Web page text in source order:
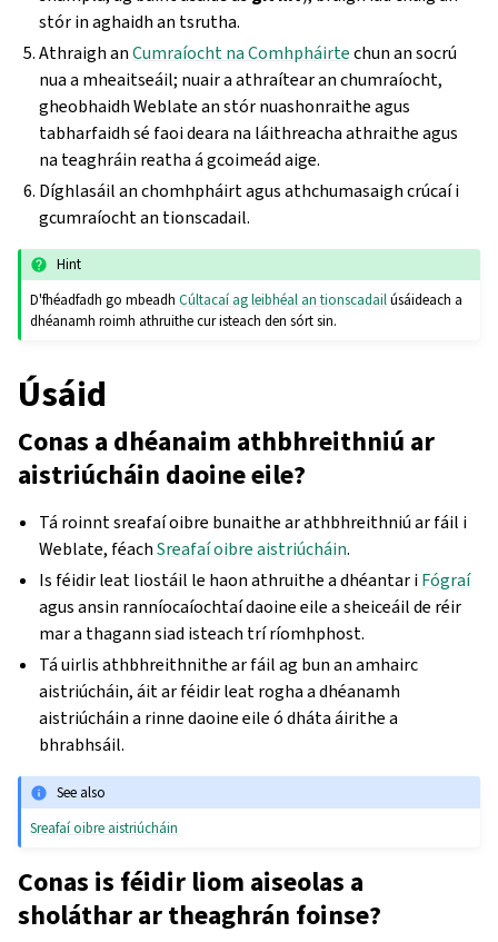
stór in aghaidh an tsrutha.
Athraigh anCumraíocht na Comhpháirtechun an socrú
nua a mheaitseáil; nuair a athraítear an chumraíocht,
gheobhaidh Weblate an stór nuashonraithe agus
tabharfaidh sé faoi deara na láithreacha athraithe agus
na teaghráin reatha á gcoimeád aige.
Díghlasáil an chomhpháirt agus athchumasaigh crúcaí i
gcumraíocht an tionscadail.
Hint
D'fhéadfadh go mbeadhCúltacaí ag leibhéal an tionscadailúsáideach a
dhéanamh roimh athruithe cur isteach den sórt sin.
Úsáid
Conas a dhéanaim athbhreithniú ar
aistriúcháin daoine eile?
Tá roinnt sreafaí oibre bunaithe ar athbhreithniú ar fáil i
Weblate, féachSreafaí oibre aistriúcháin.
Is féidir leat liostáil le haon athruithe a dhéantar iFógraí
agus ansin ranníocaíochtaí daoine eile a sheiceáil de réir
mar a thagann siad isteach trí ríomhphost.
Tá uirlis athbhreithnithe ar fáil ag bun an amhairc
aistriúcháin, áit ar féidir leat rogha a dhéanamh
aistriúcháin a rinne daoine eile ó dháta áirithe a
bhrabhsáil.
See also
Sreafaí oibre aistriúcháin
Conas is féidir liom aiseolas a
sholáthar ar theaghrán foinse?